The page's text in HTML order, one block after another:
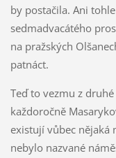
by postačila. Ani
sedmadvacátého
na pražských
patnáct.
Teď to vezmu z
každoročně
existují vůbec nějaká
nebylo nazvané